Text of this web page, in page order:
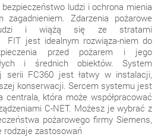
ludzi i ochrona mienia
zagadnieniem. Zdarzenia pożarowe
i wiążą się ze stratami
FIT jest idealnym rozwiąza-niem do
przed pożarem i jego
i średnich obiektów. System
serii FC360 jest łatwy w instalacji,
konserwacji. Sercem systemu jest
centrala, która może współpracować
C-NET. Możesz je wybrać z
pożarowego firmy Siemens,
rodzaje zastosowań